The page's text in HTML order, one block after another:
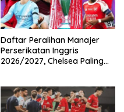
Daftar Peralihan Manajer
Perserikatan Inggris
2026/2027, Chelsea Paling